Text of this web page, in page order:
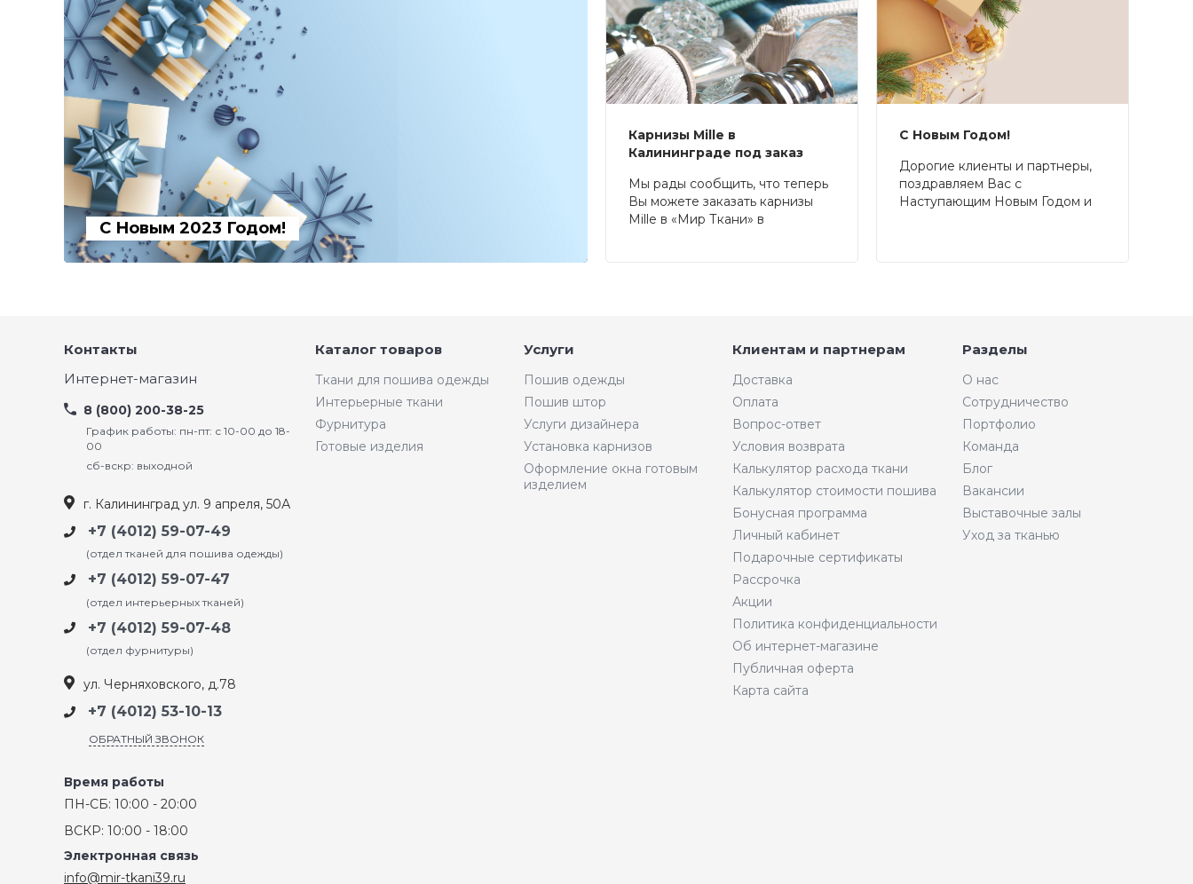
С Новым 2023 Годом!
Карнизы Mille в
Калининграде под заказ
Мы рады сообщить, что теперь
Вы можете заказать карнизы
Mille в «Мир Ткани» в
С Новым Годом!
Дорогие клиенты и партнеры,
поздравляем Вас с
Наступающим Новым Годом и
Контакты
Интернет-магазин
8 (800) 200-38-25
График работы: пн-пт: с 10-00 до 18-
00
сб-вскр: выходной
г. Калининград ул. 9 апреля, 50А
+7 (4012) 59-07-49
(отдел тканей для пошива одежды)
+7 (4012) 59-07-47
(отдел интерьерных тканей)
+7 (4012) 59-07-48
(отдел фурнитуры)
ул. Черняховского, д.78
+7 (4012) 53-10-13
ОБРАТНЫЙ ЗВОНОК
Время работы
ПН-СБ: 10:00 - 20:00
ВСКР: 10:00 - 18:00
Электронная связь
info@mir-tkani39.ru
Каталог товаров
Ткани для пошива одежды
Интерьерные ткани
Фурнитура
Готовые изделия
Услуги
Пошив одежды
Пошив штор
Услуги дизайнера
Установка карнизов
Оформление окна готовым
изделием
Клиентам и партнерам
Доставка
Оплата
Вопрос-ответ
Условия возврата
Калькулятор расхода ткани
Калькулятор стоимости пошива
Бонусная программа
Личный кабинет
Подарочные сертификаты
Рассрочка
Акции
Политика конфиденциальности
Об интернет-магазине
Публичная оферта
Карта сайта
Разделы
О нас
Сотрудничество
Портфолио
Команда
Блог
Вакансии
Выставочные залы
Уход за тканью